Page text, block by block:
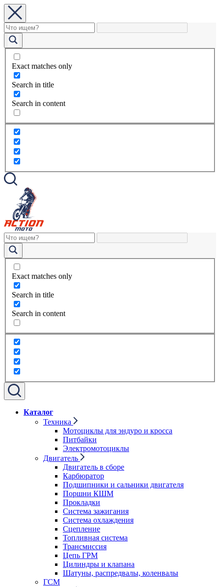
Exact matches only
Search in title
Search in content
Exact matches only
Search in title
Search in content
Каталог
Техника
Мотоциклы для эндуро и кросса
Питбайки
Электромотоциклы
Двигатель
Двигатель в сборе
Карбюратор
Подшипники и сальники двигателя
Поршни КШМ
Прокладки
Система зажигания
Система охлаждения
Сцепление
Топливная система
Трансмиссия
Цепь ГРМ
Цилиндры и клапана
Шатуны, распредвалы, коленвалы
ГСМ